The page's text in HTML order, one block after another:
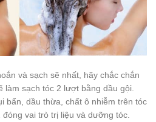
và sạch sẽ nhất, hãy chắc chắn
làm sạch tóc 2 lượt bằng dầu gội.
bẩn, dầu thừa, chất ô nhiễm trên tóc
vai trò trị liệu và dưỡng tóc.